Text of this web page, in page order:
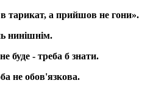
тарикат, а прийшов не гони».
нинішнім.
буде - треба б знати.
не обов'язкова.